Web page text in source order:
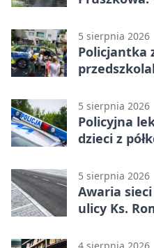
5 sierpnia 2026
Policjantka
5 sierpnia 2026
Policyjna
dzieci z
5 sierpnia 2026
Awaria
ulicy Ks.